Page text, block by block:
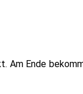
Am Ende